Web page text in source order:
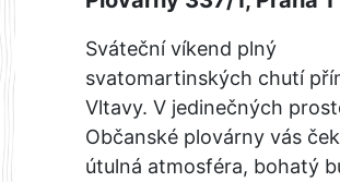
Sváteční víkend plný
svatomartinských chutí
Vltavy. V jedinečných
Občanské plovárny vás
útulná atmosféra, bohatý